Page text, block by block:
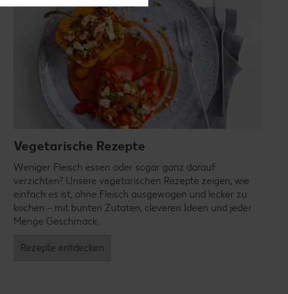
Vegetarische Rezepte
Weniger Fleisch essen oder sogar ganz darauf
verzichten? Unsere vegetarischen Rezepte zeigen, wie
einfach es ist, ohne Fleisch ausgewogen und lecker zu
kochen – mit bunten Zutaten, cleveren Ideen und jeder
Menge Geschmack.
Rezepte entdecken